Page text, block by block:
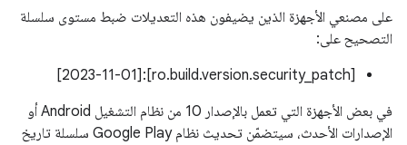
على مصنعي الأجهزة الذين يضيفون هذه التعديلات ضبط مستوى سلسلة
التصحيح على:
[ro.build.version.security_patch]:[2023-11-01]
في بعض الأجهزة التي تعمل بالإصدار 10 من نظام التشغيل Android أو
الإصدارات الأحدث، سيتضمّن تحديث نظام Google Play سلسلة تاريخ